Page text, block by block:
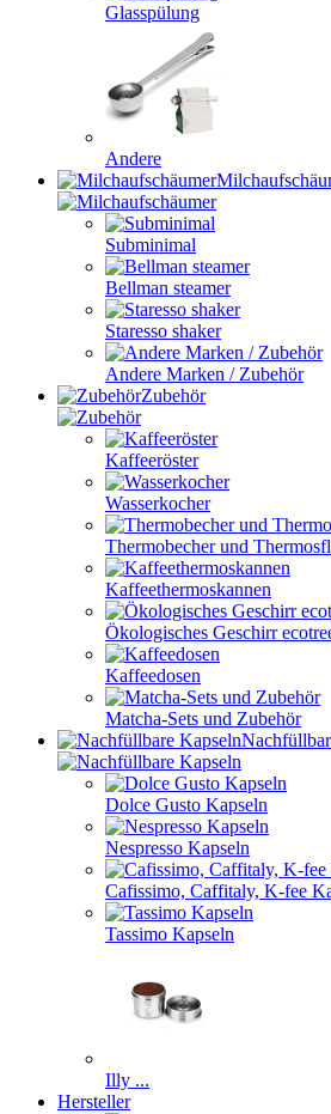
Glasspülung
Andere
Subminimal
Bellman steamer
Staresso shaker
Andere Marken / Zubehör
Zubehör
Kaffeeröster
Wasserkocher
Thermobecher und
Kaffeethermoskannen
Ökologisches Geschirr
Kaffeedosen
Matcha-Sets und Zubehör
Dolce Gusto Kapseln
Nespresso Kapseln
Cafissimo, Caffitaly, K-fee
Tassimo Kapseln
Illy ...
Hersteller